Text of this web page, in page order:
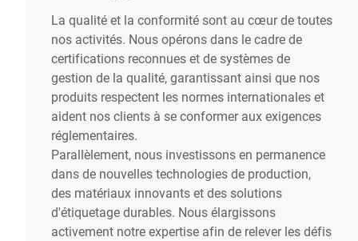
La qualité et la conformité sont au cœur de toutes
nos activités. Nous opérons dans le cadre de
certifications reconnues et de systèmes de
gestion de la qualité, garantissant ainsi que nos
produits respectent les normes internationales et
aident nos clients à se conformer aux exigences
réglementaires.
Parallèlement, nous investissons en permanence
dans de nouvelles technologies de production,
des matériaux innovants et des solutions
d'étiquetage durables. Nous élargissons
activement notre expertise afin de relever les défis